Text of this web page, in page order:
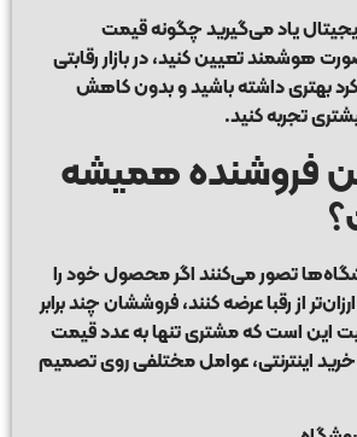
یاد می‌گیرید چگونه قیمت
هوشمند تعیین کنید، در بازار رقابتی
بهتری داشته باشید و بدون کاهش
تجربه کنید.
فروشنده همیشه
تصور می‌کنند اگر محصول خود را
از رقبا عرضه کنند، فروششان چند برابر
این است که مشتری تنها به عدد قیمت
اینترنتی، عوامل مختلفی روی تصمیم